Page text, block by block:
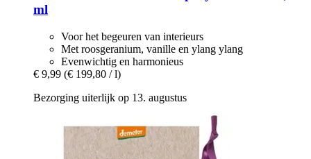
ml
Voor het begeuren van interieurs
Met roosgeranium, vanille en ylang ylang
Evenwichtig en harmonieus
€ 9,99 (€ 199,80 / l)
Bezorging uiterlijk op 13. augustus